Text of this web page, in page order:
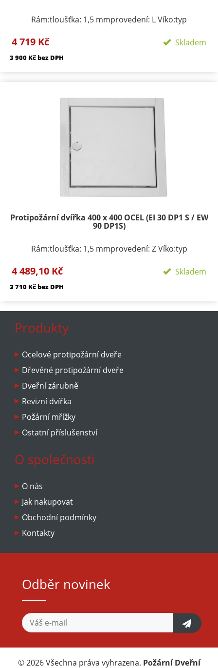
Rám:tloušťka: 1,5 mmprovedení: L Víko:typ
podle rozměru 1-3provedení: výko s SDK výplní
4 719 Kč Skladem
3 900 Kč bez DPH
Protipožární dvířka 400 x 400 OCEL (EI 30 DP1 S / EW
90 DP1S)
Rám:tloušťka: 1,5 mmprovedení: Z Víko:typ
podle rozměru 1-3provedení: plechové víko s
4 489,10 Kč Skladem
3 710 Kč bez DPH
Produkty
Ocelové protipožární dveře
Dřevěné protipožární dveře
Dveřní zárubně
Revizní dvířka
Požární mřížky
Ostatní příslušenství
O společnosti
O nás
Jak nakupovat
Obchodní podmínky
Kontakty
Odběr novinek
© 2026 Všechna práva vyhrazena. Požární Dveřní